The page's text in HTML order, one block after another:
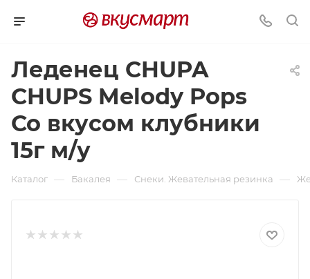
Леденец CHUPA
CHUPS Melody Pops
Со вкусом клубники
15г м/у
Каталог — Бакалея — Снеки. Жевательная резинка —